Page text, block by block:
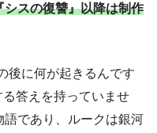
シスの復讐』以降は制作
後に何が起きるんです
答えを持っていませ
語であり、ルークは銀河